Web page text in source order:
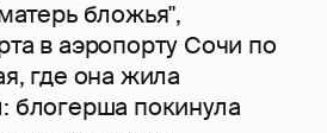
бложья",
в аэропорту Сочи по
где она жила
блогерша покинула